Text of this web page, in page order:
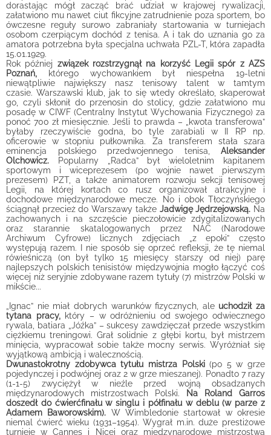
dorastając mógł zacząć brać udział w krajowej rywalizacji,
załatwiono mu nawet ciut fikcyjne zatrudnienie poza sportem, bo
ówczesne reguły surowo zabraniały startowania w turniejach
osobom czerpiącym dochód z tenisa. A i tak do uznania go za
amatora potrzebna była specjalna uchwała PZL-T, która zapadła
15.01.1929.
Rok później związek rozstrzygnął na korzyść Legii spór z AZS
Poznań,
którego wychowankiem był niespełna 19-letni
niewątpliwie największy nasz tenisowy talent w tamtym
czasie.Warszawski klub, jak to się wtedy określało, skaperował
go, czyli skłonił do przenosin do stolicy, gdzie załatwiono mu
posadę w CIWF (Centralny Instytut Wychowania Fizycznego) za
ponoć 700 zł miesięcznie. Jeśli to prawda – „kwota transferowa”
byłaby rzeczywiście godna, bo tyle zarabiali w II RP np.
oficerowie w stopniu pułkownika. Za transferem stała szara
eminencja polskiego przedwojennego tenisa, Aleksander
Olchowicz. Popularny „Radca” był wieloletnim kapitanem
sportowym i wiceprezesem (po wojnie nawet pierwszym
prezesem) PZT, a także animatorem rozwoju sekcji tenisowej
Legii, na której kortach co rusz organizował atrakcyjne i
dochodowe międzynarodowe mecze. No i obok Tłoczyńskiego
ściągnął przecież do Warszawy także Jadwigę Jędrzejowską. Na
zachowanych i na szczęście pieczołowicie zdygitalizowanych
oraz starannie skatalogowanych przez NAC (Narodowe
Archiwum Cyfrowe) licznych zdjęciach „z epoki” często
występują razem. I nie sposób się oprzeć refleksji, że tę niemal
rówieśniczą (on był tylko 15 miesięcy starszy od niej) parę
najlepszych polskich tenisistów międzywojnia mogło łączyć coś
więcej niż seryjnie zdobywane razem tytuły (7) mistrzów Polski w
mikście...
„Ignac” nie miał dobrych warunków fizycznych, ale uchodził za
tytana pracy,który – w odróżnieniu od swojego odwiecznego
rywala, batiara „Jóźka” – sukcesy zawdzięczał przede wszystkim
ciężkiemu treningowi. Grał solidnie z głębi kortu, był mistrzem
minięcia, wypracował sobie także mocny serwis. Wyróżniał się
wyjątkową ambicją i walecznością.
Dwunastokrotny zdobywca tytułu mistrza Polski(po 5 w grze
pojedynczej i podwójnej oraz 2 w grze mieszanej). Ponadto 7 razy
(1-1-5) zwyciężył w nieźle przed wojną obsadzanych
międzynarodowych mistrzostwach Polski.
Na Roland Garros
doszedł do ćwierćfinału w singlu i półfinału w deblu (w parze z
Adamem Baworowskim). W Wimbledonie startował w okresie
niemal ćwierć wieku (1931–1954). Wygrał m.in. duże prestiżowe
turnieje w Cannes i Nicei oraz międzynarodowe mistrzostwa